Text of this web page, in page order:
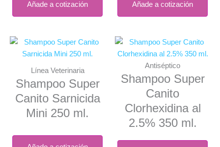
Añade a cotización Añade a cotización
Línea Veterinaria
Shampoo Super
Canito Sarnicida
Mini 250 ml.
Antiséptico
Shampoo Super
Canito
Clorhexidina al
2.5% 350 ml.